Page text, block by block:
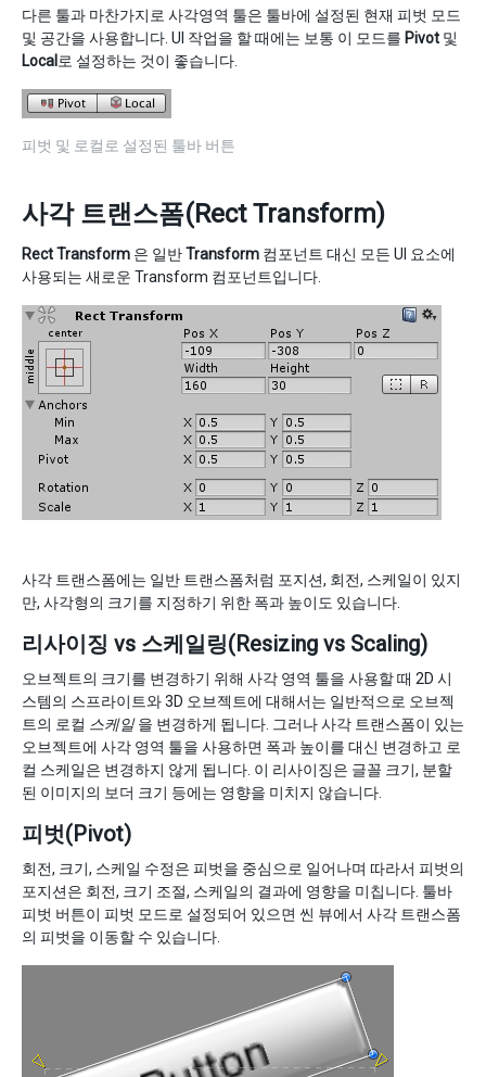
다른 툴과 마찬가지로 사각영역 툴은 툴바에 설정된 현재 피벗 모드
및 공간을 사용합니다. UI 작업을 할 때에는 보통 이 모드를 Pivot 및
Local 로 설정하는 것이 좋습니다.
피벗 및 로컬로 설정된 툴바 버튼
사각 트랜스폼(Rect Transform)
Rect Transform 은 일반Transform 컴포넌트 대신 모든 UI 요소에
사용되는 새로운 Transform 컴포넌트입니다.
사각 트랜스폼에는 일반 트랜스폼처럼 포지션, 회전, 스케일이 있지
만, 사각형의 크기를 지정하기 위한 폭과 높이도 있습니다.
리사이징 vs 스케일링(Resizing vs Scaling)
오브젝트의 크기를 변경하기 위해 사각 영역 툴을 사용할 때 2D 시
스템의 스프라이트와 3D 오브젝트에 대해서는 일반적으로 오브젝
트의 로컬 스케일을 변경하게 됩니다. 그러나 사각 트랜스폼이 있는
오브젝트에 사각 영역 툴을 사용하면 폭과 높이를 대신 변경하고 로
컬 스케일은 변경하지 않게 됩니다. 이 리사이징은 글꼴 크기, 분할
된 이미지의 보더 크기 등에는 영향을 미치지 않습니다.
피벗(Pivot)
회전, 크기, 스케일 수정은 피벗을 중심으로 일어나며 따라서 피벗의
포지션은 회전, 크기 조절, 스케일의 결과에 영향을 미칩니다. 툴바
피벗 버튼이 피벗 모드로 설정되어 있으면 씬 뷰에서 사각 트랜스폼
의 피벗을 이동할 수 있습니다.